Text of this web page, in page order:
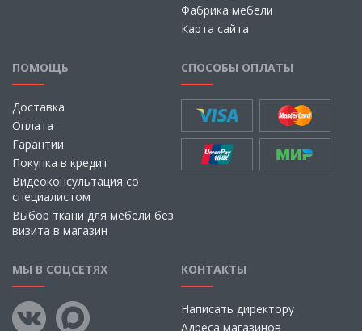
Фабрика мебели
Карта сайта
ПОМОЩЬ
Доставка
Оплата
Гарантии
Покупка в кредит
Видеоконсультация со
специалистом
Выбор ткани для мебели без
визита в магазин
СПОСОБЫ ОПЛАТЫ
МЫ В СОЦСЕТЯХ КОНТАКТЫ
Написать директору
Адреса магазинов